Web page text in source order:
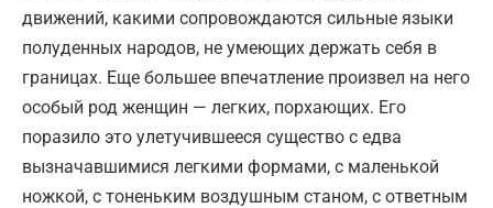
движений, какими сопровождаются сильные языки
полуденных народов, не умеющих держать себя в
границах. Еще большее впечатление произвел на него
особый род женщин — легких, порхающих. Его
поразило это улетучившееся существо с едва
вызначавшимися легкими формами, с маленькой
ножкой, с тоненьким воздушным станом, с ответным